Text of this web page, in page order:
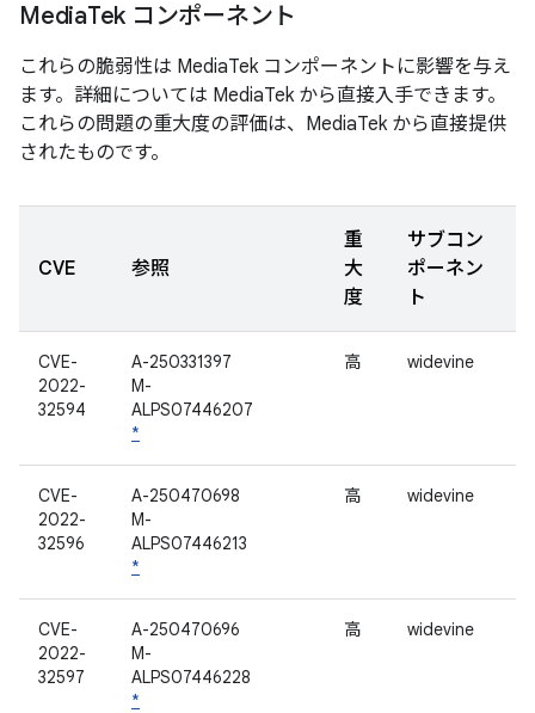
MediaTek コンポーネント
これらの脆弱性は MediaTek コンポーネントに影響を与え
ます。詳細については MediaTek から直接入手できます。
これらの問題の重大度の評価は、MediaTek から直接提供
されたものです。
CVE 参照
重
大
度
サブコン
ポーネン
ト
CVE-
2022-
32594
A-250331397
M-
ALPS07446207
*
高 widevine
CVE-
2022-
32596
A-250470698
M-
ALPS07446213
*
高 widevine
CVE-
2022-
32597
A-250470696
M-
ALPS07446228
*
高 widevine